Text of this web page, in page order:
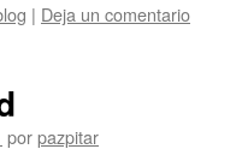
| Deja un comentario
porpazpitar